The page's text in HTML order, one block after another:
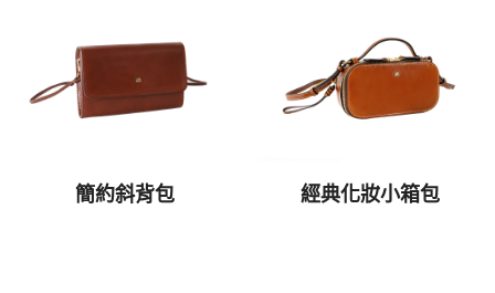
簡約斜背包 經典化妝小箱包